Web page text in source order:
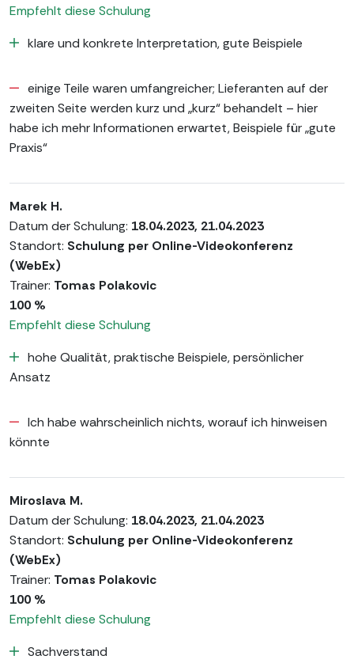
Empfehlt diese Schulung
klare und konkrete Interpretation, gute Beispiele
einige Teile waren umfangreicher; Lieferanten auf der
zweiten Seite werden kurz und „kurz“ behandelt – hier
habe ich mehr Informationen erwartet, Beispiele für „gute
Praxis“
Marek H.
Datum der Schulung: 18.04.2023, 21.04.2023
Standort: Schulung per Online-Videokonferenz
(WebEx)
Trainer: Tomas Polakovic
100 %
Empfehlt diese Schulung
hohe Qualität, praktische Beispiele, persönlicher
Ansatz
Ich habe wahrscheinlich nichts, worauf ich hinweisen
könnte
Miroslava M.
Datum der Schulung: 18.04.2023, 21.04.2023
Standort: Schulung per Online-Videokonferenz
(WebEx)
Trainer: Tomas Polakovic
100 %
Empfehlt diese Schulung
Sachverstand